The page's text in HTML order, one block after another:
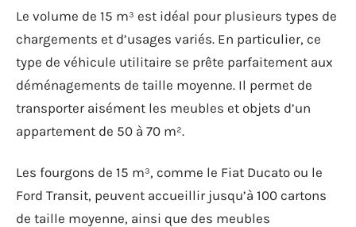
Le volume de 15 m³ est idéal pour plusieurs types de
chargements et d’usages variés. En particulier, ce
type de véhicule utilitaire se prête parfaitement aux
déménagements de taille moyenne. Il permet de
transporter aisément les meubles et objets d’un
appartement de 50 à 70 m².
Les fourgons de 15 m³, comme le Fiat Ducato ou le
Ford Transit, peuvent accueillir jusqu’à 100 cartons
de taille moyenne, ainsi que des meubles